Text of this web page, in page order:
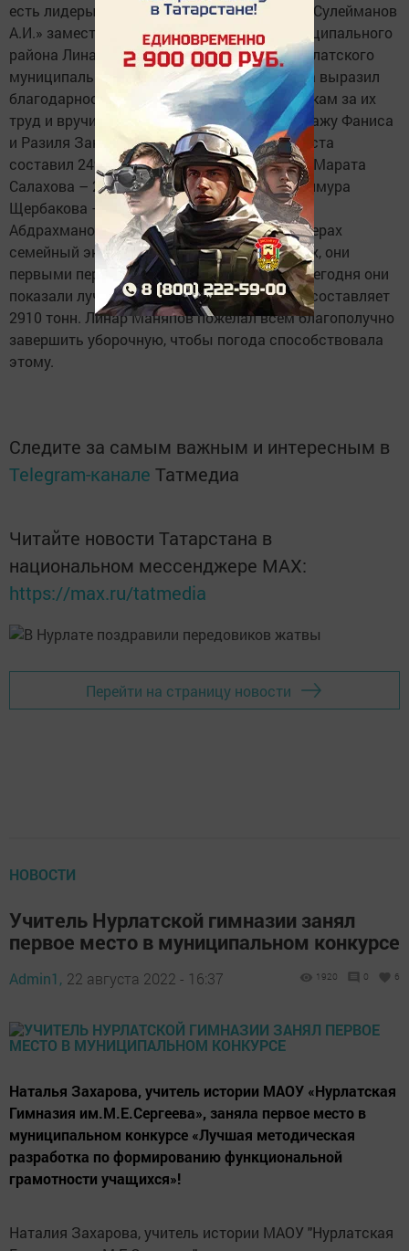
есть лидеры-двухтысячники. На поле КФХ «Сулейманов
А.И.» заместитель главы Нурлатского муниципального
района Линар Маняпов от имени главы Нурлатского
муниципального района Алмаза Ахметшина выразил
благодарность комбайнерам и их помощникам за их
труд и вручил денежные сертификаты экипажу Фаниса
и Разиля Закировых, их намолот на 22 августа
составил 2490 тонн, Алекснадра Иванова и Марата
Салахова – 2037 тонн, Рамиса Нямаева и Тимура
Щербакова – 2879 тонн, Роберта и Разили
Абдрахмановых – 2427 тонн. И вновь в лидерах
семейный экипаж Анаса и Адили Салаховых, они
первыми перешагнули тысячный рубеж, и сегодня они
показали лучший показатель – их намолот составляет
2910 тонн. Линар Маняпов пожелал всем благополучно
завершить уборочную, чтобы погода способствовала
этому.
Следите за самым важным и интересным в
Telegram-канале Татмедиа
Читайте новости Татарстана в
национальном мессенджере MАХ:
https://max.ru/tatmedia
Перейти на страницу новости
НОВОСТИ
Учитель Нурлатской гимназии занял
первое место в муниципальном конкурсе
Admin1, 22 августа 2022 - 16:37 1920 0 6
Наталья Захарова, учитель истории МАОУ «Нурлатская
Гимназия им.М.Е.Сергеева», заняла первое место в
муниципальном конкурсе «Лучшая методическая
разработка по формированию функциональной
грамотности учащихся»!
Наталия Захарова, учитель истории МАОУ "Нурлатская